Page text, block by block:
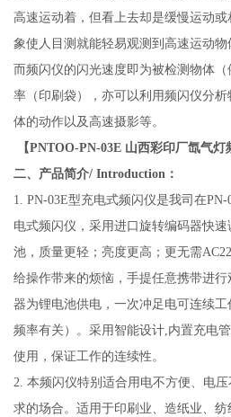
高速运动着，但看上去却是缓慢运动
象使人目测就能轻易观测到高速运动物
而频闪仪的闪光速度即为被检测物体
率（印刷袋），亦可以利用频闪仪分
体的动作以及高速摄影等。
【PNTOO-PN-03E 山西彩印厂氙气灯
二、 产品简介/ Introduction：
1. PN-03E型充电式频闪仪是我司在
电式频闪仪，采用进口旋转编码器快
池，质量更轻；亮度更高；更无需
给操作带来的烦恼，手提任意携带进
器为锂电池供电，一次冲足电可连续
频率有关）。采用智能设计,内置充电
使用，保证工作的连续性。
2. 本频闪仪特别适合用电不方便、电
求的场合。适用于印刷业、造纸业、